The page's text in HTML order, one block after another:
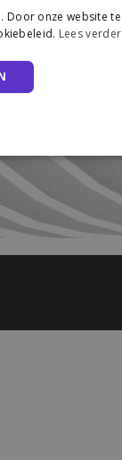
Door onze website te
Lees verder